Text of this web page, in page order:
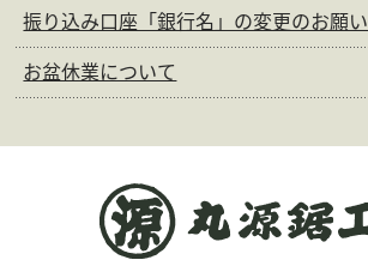
振り込み口座「銀行名」の変更のお願い
お盆休業について